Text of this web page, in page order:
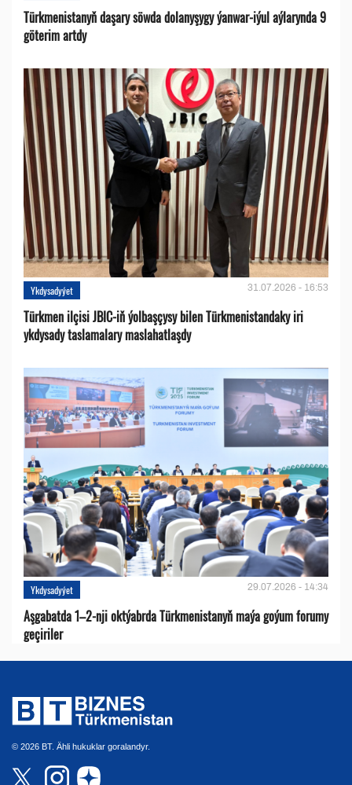
Türkmenistanyň daşary söwda dolanyşygy ýanwar-iýul aýlarynda 9
göterim artdy
Ykdysadyýet 31.07.2026 - 16:53
Türkmen ilçisi JBIC-iň ýolbaşçysy bilen Türkmenistandaky iri
ykdysady taslamalary maslahatlaşdy
Ykdysadyýet 29.07.2026 - 14:34
Aşgabatda 1–2-nji oktýabrda Türkmenistanyň maýa goýum forumy
geçiriler
© 2026 BT. Ähli hukuklar goralandyr.